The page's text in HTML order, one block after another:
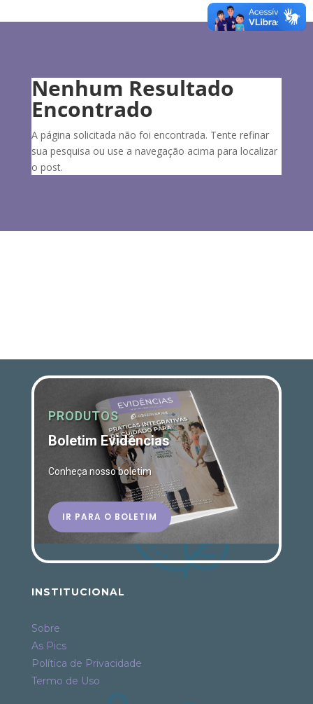
Nenhum Resultado
Encontrado
A página solicitada não foi encontrada. Tente refinar
sua pesquisa ou use a navegação acima para localizar
o post.
PRODUTOS
Boletim Evidências
Conheça nosso boletim
IR PARA O BOLETIM
INSTITUCIONAL
Sobre
As Pics
Política de Privacidade
Termo de Uso